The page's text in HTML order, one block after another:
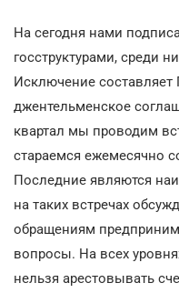
На сегодня нами
госструктурами, среди
Исключение составляет
джентельменское
квартал мы проводим
стараемся ежемесячно
Последние являются
на таких встречах
обращениям
вопросы. На всех
нельзя арестовывать